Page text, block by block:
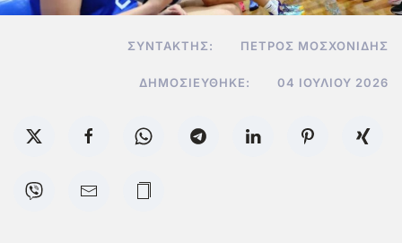
ΣΥΝΤΆΚΤΗΣ: ΠΈΤΡΟΣ ΜΟΣΧΟΝΊΔΗΣ
ΔΗΜΟΣΙΕΎΘΗΚΕ: 04 ΙΟΥΛΊΟΥ 2026